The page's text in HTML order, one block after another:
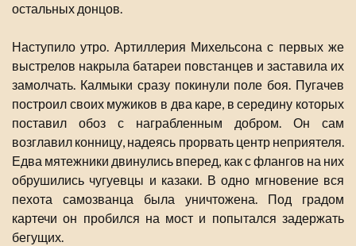
остальных донцов.
Наступило утро. Артиллерия Михельсона с первых же
выстрелов накрыла батареи повстанцев и заставила их
замолчать. Калмыки сразу покинули поле боя. Пугачев
построил своих мужиков в два каре, в середину которых
поставил обоз с награбленным добром. Он сам
возглавил конницу, надеясь прорвать центр неприятеля.
Едва мятежники двинулись вперед, как с флангов на них
обрушились чугуевцы и казаки. В одно мгновение вся
пехота самозванца была уничтожена. Под градом
картечи он пробился на мост и попытался задержать
бегущих.